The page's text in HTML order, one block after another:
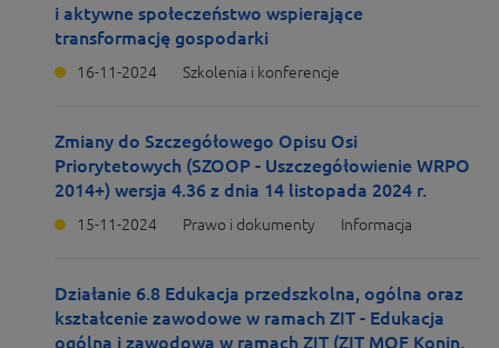
i aktywne społeczeństwo wspierające
transformację gospodarki
16-11-2024 Szkolenia i konferencje
Zmiany do Szczegółowego Opisu Osi
Priorytetowych (SZOOP - Uszczegółowienie WRPO
2014+) wersja 4.36 z dnia 14 listopada 2024 r.
15-11-2024 Prawo i dokumenty Informacja
Działanie 6.8 Edukacja przedszkolna, ogólna oraz
kształcenie zawodowe w ramach ZIT - Edukacja
ogólna i zawodowa w ramach ZIT (ZIT MOF Konin,